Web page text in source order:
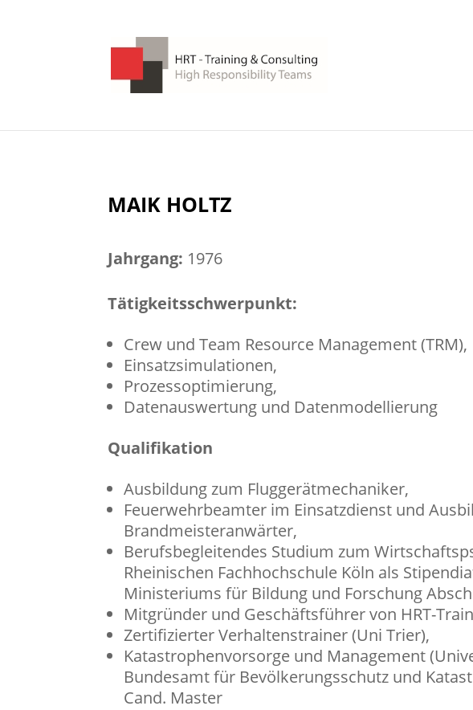
MAIK HOLTZ
Jahrgang: 1976
Tätigkeitsschwerpunkt:
Crew und Team Resource Management (TRM),
Einsatzsimulationen,
Prozessoptimierung,
Datenauswertung und Datenmodellierung
Qualifikation
Ausbildung zum Fluggerätmechaniker,
Feuerwehrbeamter im Einsatzdienst und
Brandmeisteranwärter,
Berufsbegleitendes Studium zum
Rheinischen Fachhochschule Köln als
Ministeriums für Bildung und Forschung
Mitgründer und Geschäftsführer von HRT-
Zertifizierter Verhaltenstrainer (Uni Trier),
Katastrophenvorsorge und Management
Bundesamt für Bevölkerungsschutz und
Cand. Master